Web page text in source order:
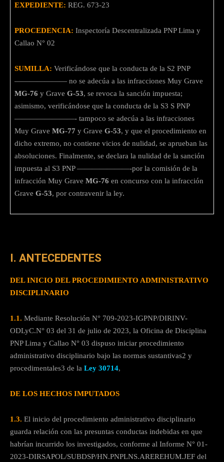
EXPEDIENTE: REG. 673-23
PROCEDENCIA: Inspectoría Descentralizada PNP Lima y
Callao N° 02
SUMILLA: Verificándose que la conducta de la S2 PNP
——————— no se adecúa a las infracciones Muy Grave
MG-76 y Grave G-53, se revoca la sanción impuesta;
asimismo, verificándose que la conducta de la S3 S PNP
————————- tampoco se adecúa a las infracciones
Muy Grave MG-77 y Grave G-53, y que el procedimiento en
dicho extremo, no contiene vicios de nulidad, se aprueban las
absoluciones. Finalmente, se declara la nulidad de la sanción
impuesta al S3 PNP ———————-por la comisión de la
infracción Muy Grave MG-76 en concurso con la infracción
Grave G-53, por contravenir la ley.
I. ANTECEDENTES
DEL INICIO DEL PROCEDIMIENTO ADMINISTRATIVO
DISCIPLINARIO
1.1. Mediante Resolución N° 709-2023-IGPNP/DIRINV-
ODLyC.N° 03 del 31 de julio de 2023, la Oficina de Disciplina
PNP Lima y Callao N° 03 dispuso iniciar procedimiento
administrativo disciplinario bajo las normas sustantivas2 y
procedimentales3 de la Ley 30714,
DE LOS HECHOS IMPUTADOS
1.3. El inicio del procedimiento administrativo disciplinario
guarda relación con las presuntas conductas indebidas en que
habrían incurrido los investigados, conforme al Informe N° 01-
2023-DIRSAPOL/SUBDSP/HN.PNPLNS.AREREHUM.JEF del